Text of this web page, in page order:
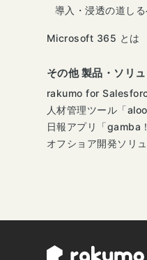
導入・浸透の道し
Microsoft 365 とは
その他 製品・ソリ
rakumo for
人材管理ツール「
日報アプリ「gamba
オフショア開発ソリ